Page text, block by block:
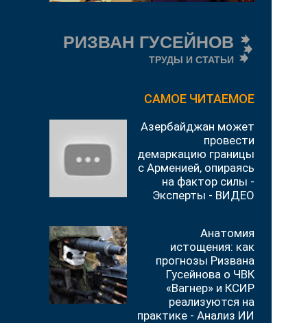
РИЗВАН ГУСЕЙНОВ
ТРУДЫ И СТАТЬИ
САМОЕ ЧИТАЕМОЕ
Азербайджан может
провести
демаркацию границы
с Арменией, опираясь
на фактор силы -
Эксперты - ВИДЕО
Анатомия
истощения: как
прогнозы Ризвана
Гусейнова о ЧВК
«Вагнер» и КСИР
реализуются на
практике - Анализ ИИ